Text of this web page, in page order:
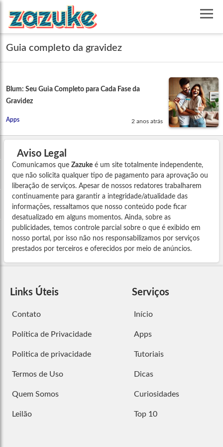
Guia completo da gravidez
Blum: Seu Guia Completo para Cada Fase da
Gravidez
Apps 2 anos atrás
Aviso Legal
Comunicamos que Zazuke é um site totalmente independente,
que não solicita qualquer tipo de pagamento para aprovação ou
liberação de serviços. Apesar de nossos redatores trabalharem
continuamente para garantir a integridade/atualidade das
informações, ressaltamos que nosso conteúdo pode ficar
desatualizado em alguns momentos. Ainda, sobre as
publicidades, temos controle parcial sobre o que é exibido em
nosso portal, por isso não nos responsabilizamos por serviços
prestados por terceiros e oferecidos por meio de anúncios.
Links Úteis
Contato
Política de Privacidade
Politica de privacidade
Termos de Uso
Quem Somos
Leilão
Serviços
Início
Apps
Tutoriais
Dicas
Curiosidades
Top 10